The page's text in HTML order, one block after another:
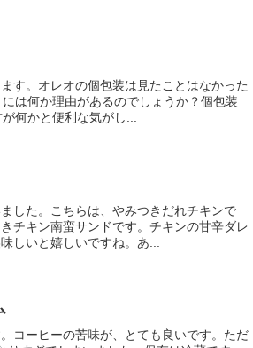
す。オレオの個包装は見たことはなかった
は何か理由があるのでしょうか？個包装
何かと便利な気がし...
した。こちらは、やみつきだれチキンで
チキン南蛮サンドです。チキンの甘辛ダレ
しいと嬉しいですね。あ...
コーヒーの苦味が、とても良いです。ただ